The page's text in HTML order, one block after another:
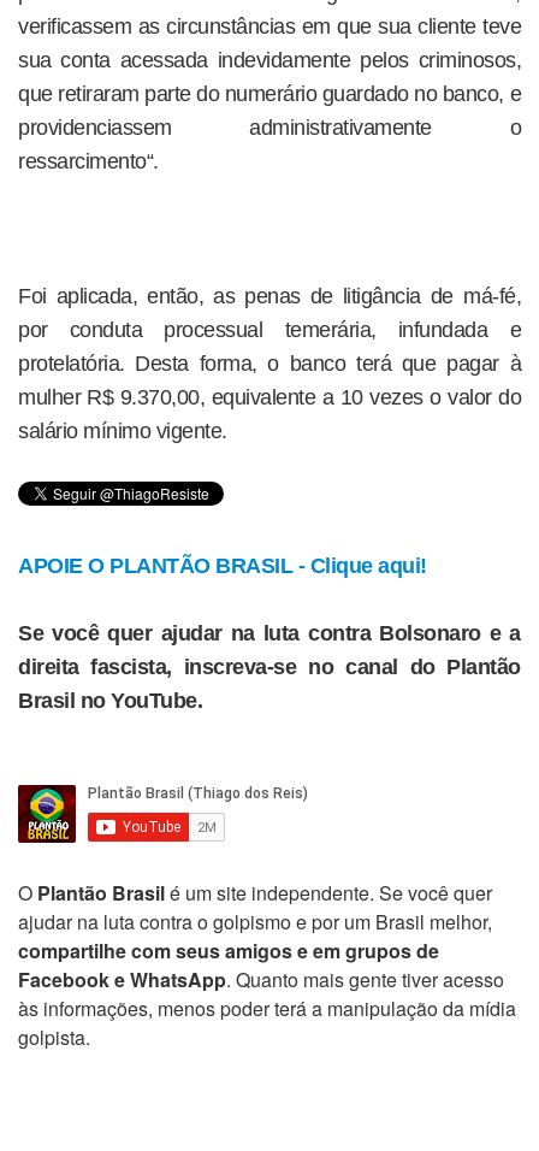
verificassem as circunstâncias em que sua cliente teve
sua conta acessada indevidamente pelos criminosos,
que retiraram parte do numerário guardado no banco, e
providenciassem administrativamente o
ressarcimento“.
Foi aplicada, então, as penas de litigância de má-fé,
por conduta processual temerária, infundada e
protelatória. Desta forma, o banco terá que pagar à
mulher R$ 9.370,00, equivalente a 10 vezes o valor do
salário mínimo vigente.
APOIE O PLANTÃO BRASIL - Clique aqui!
Se você quer ajudar na luta contra Bolsonaro e a
direita fascista, inscreva-se no canal do Plantão
Brasil no YouTube.
O Plantão Brasilé um site independente. Se você quer
ajudar na luta contra o golpismo e por um Brasil melhor,
compartilhe com seus amigos e em grupos de
Facebook e WhatsApp. Quanto mais gente tiver acesso
às informações, menos poder terá a manipulação da mídia
golpista.